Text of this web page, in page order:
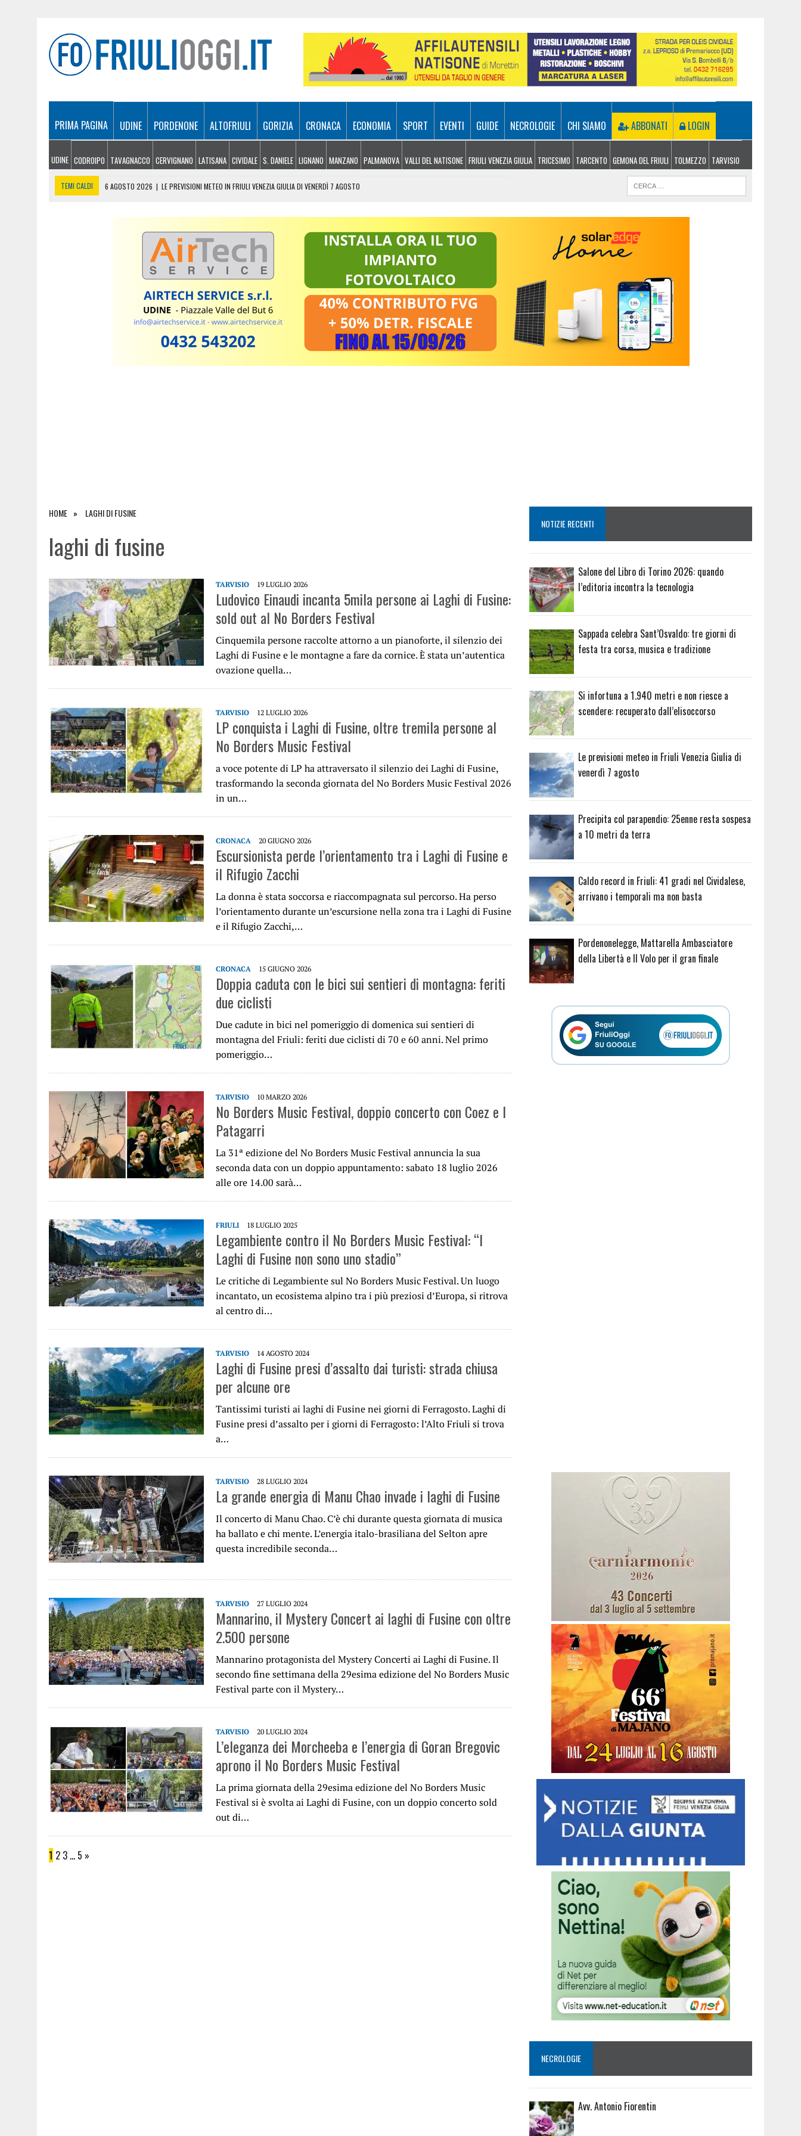
PRIMA PAGINA UDINE PORDENONE ALTOFRIULI GORIZIA CRONACA ECONOMIA SPORT EVENTI GUIDE NECROLOGIE CHI SIAMO ABBONATI LOGIN
UDINE CODROIPO TAVAGNACCO CERVIGNANO LATISANA CIVIDALE S. DANIELE LIGNANO MANZANO PALMANOVA VALLI DEL NATISONE FRIULI VENEZIA GIULIA TRICESIMO TARCENTO GEMONA DEL FRIULI TOLMEZZO TARVISIO
TEMI CALDI 6 AGOSTO 2026 | LE PREVISIONI METEO IN FRIULI VENEZIA GIULIA DI VENERDÌ 7 AGOSTO
SAPPADA CELEBRA SANT’OSVALDO: TRE GIORNI DI FESTA TRA CORSA, MUSICA E TRADIZIONE
SI INFORTUNA A 1.940 METRI E NON RIESCE A SCENDERE: RECUPERATO DALL’ELISOCCORSO
HOME LAGHI DI FUSINE
laghi di fusine
TARVISIO 19 LUGLIO 2026
Ludovico Einaudi incanta 5mila persone ai Laghi di Fusine:
sold out al No Borders Festival
Cinquemila persone raccolte attorno a un pianoforte, il silenzio dei
Laghi di Fusine e le montagne a fare da cornice. È stata un’autentica
ovazione quella…
TARVISIO 12 LUGLIO 2026
LP conquista i Laghi di Fusine, oltre tremila persone al
No Borders Music Festival
a voce potente di LP ha attraversato il silenzio dei Laghi di Fusine,
trasformando la seconda giornata del No Borders Music Festival 2026
in un…
CRONACA 20 GIUGNO 2026
Escursionista perde l’orientamento tra i Laghi di Fusine e
il Rifugio Zacchi
La donna è stata soccorsa e riaccompagnata sul percorso. Ha perso
l’orientamento durante un’escursione nella zona tra i Laghi di Fusine
e il Rifugio Zacchi,…
CRONACA 15 GIUGNO 2026
Doppia caduta con le bici sui sentieri di montagna: feriti
due ciclisti
Due cadute in bici nel pomeriggio di domenica sui sentieri di
montagna del Friuli: feriti due ciclisti di 70 e 60 anni. Nel primo
pomeriggio…
TARVISIO 10 MARZO 2026
No Borders Music Festival, doppio concerto con Coez e I
Patagarri
La 31ª edizione del No Borders Music Festival annuncia la sua
seconda data con un doppio appuntamento: sabato 18 luglio 2026
alle ore 14.00 sarà…
FRIULI 18 LUGLIO 2025
Legambiente contro il No Borders Music Festival: “I
Laghi di Fusine non sono uno stadio”
Le critiche di Legambiente sul No Borders Music Festival. Un luogo
incantato, un ecosistema alpino tra i più preziosi d’Europa, si ritrova
al centro di…
TARVISIO 14 AGOSTO 2024
Laghi di Fusine presi d’assalto dai turisti: strada chiusa
per alcune ore
Tantissimi turisti ai laghi di Fusine nei giorni di Ferragosto. Laghi di
Fusine presi d’assalto per i giorni di Ferragosto: l’Alto Friuli si trova
a…
TARVISIO 28 LUGLIO 2024
La grande energia di Manu Chao invade i laghi di Fusine
Il concerto di Manu Chao. C’è chi durante questa giornata di musica
ha ballato e chi mente. L’energia italo-brasiliana del Selton apre
questa incredibile seconda…
TARVISIO 27 LUGLIO 2024
Mannarino, il Mystery Concert ai laghi di Fusine con oltre
2.500 persone
Mannarino protagonista del Mystery Concerti ai Laghi di Fusine. Il
secondo fine settimana della 29esima edizione del No Borders Music
Festival parte con il Mystery…
TARVISIO 20 LUGLIO 2024
L’eleganza dei Morcheeba e l’energia di Goran Bregovic
aprono il No Borders Music Festival
La prima giornata della 29esima edizione del No Borders Music
Festival si è svolta ai Laghi di Fusine, con un doppio concerto sold
out di…
1 2 3 … 5 »
NOTIZIE RECENTI
Salone del Libro di Torino 2026: quando
l’editoria incontra la tecnologia
Sappada celebra Sant’Osvaldo: tre giorni di
festa tra corsa, musica e tradizione
Si infortuna a 1.940 metri e non riesce a
scendere: recuperato dall’elisoccorso
Le previsioni meteo in Friuli Venezia Giulia di
venerdì 7 agosto
Precipita col parapendio: 25enne resta sospesa
a 10 metri da terra
Caldo record in Friuli: 41 gradi nel Cividalese,
arrivano i temporali ma non basta
Pordenonelegge, Mattarella Ambasciatore
della Libertà e Il Volo per il gran finale
NECROLOGIE
Avv. Antonio Fiorentin